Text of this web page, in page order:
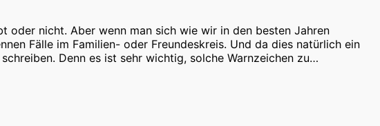
oder nicht. Aber wenn man sich wie wir in den besten Jahren
Fälle im Familien- oder Freundeskreis. Und da dies natürlich ein
Denn es ist sehr wichtig, solche Warnzeichen zu…